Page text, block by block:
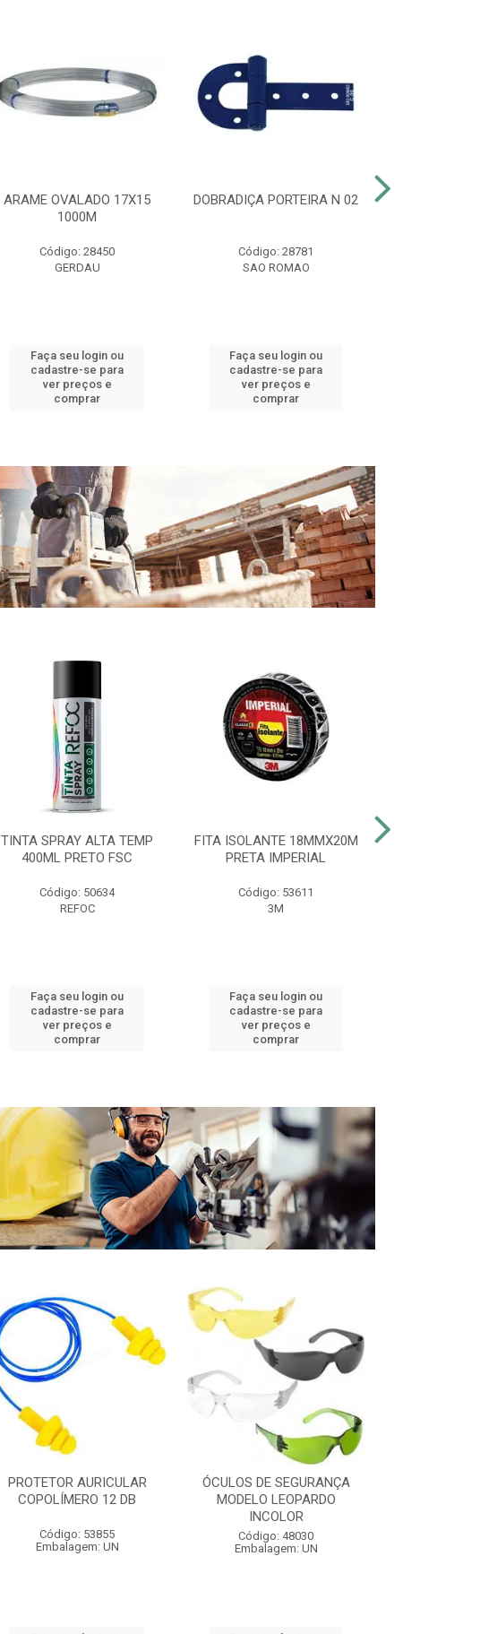
ARAME OVALADO 17X15
1000M
Código: 28450
GERDAU
Faça seu login ou
cadastre-se para
ver preços e
comprar
DOBRADIÇA PORTEIRA N 02
Código: 28781
SAO ROMAO
Faça seu login ou
cadastre-se para
ver preços e
comprar
TINTA SPRAY ALTA TEMP
400ML PRETO FSC
Código: 50634
REFOC
Faça seu login ou
cadastre-se para
ver preços e
comprar
FITA ISOLANTE 18MMX20M
PRETA IMPERIAL
Código: 53611
3M
Faça seu login ou
cadastre-se para
ver preços e
comprar
PROTETOR AURICULAR
COPOLÍMERO 12 DB
Código: 53855
Embalagem: UN
ÓCULOS DE SEGURANÇA
MODELO LEOPARDO
INCOLOR
Código: 48030
Embalagem: UN